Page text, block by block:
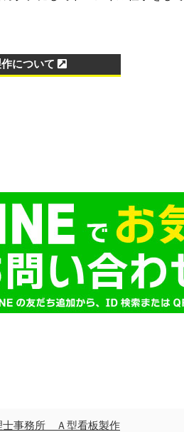
について
士事務所 Ａ型看板製作